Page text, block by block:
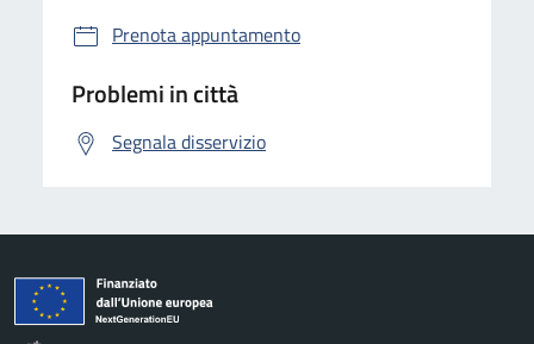
Prenota appuntamento
Problemi in città
Segnala disservizio